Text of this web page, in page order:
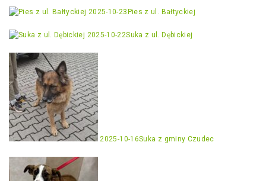
2025-10-23 Pies z ul. Bałtyckiej
2025-10-22Suka z ul. Dębickiej
2025-10-16Suka z gminy Czudec